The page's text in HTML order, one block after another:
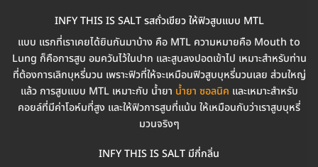
INFY THIS IS SALT รสถั่วเขียว ให้ฟิวสูบแบบ MTL
แบบ แรกที่เราเคยได้ยินกันมาบ้าง คือ MTL ความหมายคือ Mouth to
Lung ก็คือการสูบ อมควันไว้ในปาก และสูบลงปอดเข้าไป เหมาะสำหรับท่าน
ที่ต้องการเลิกบุหรี่มวน เพราะฟิวที่ให้จะเหมือนฟิวสูบบุหรี่มวนเลย ส่วนใหญ่
แล้ว การสูบแบบ MTL เหมาะกับ น้ำยา น้ำยา ซอลนิค และเหมาะสำหรับ
คอยล์ที่มีค่าโอห์มที่สูง และให้ฟิวการสูบที่แน้น ให้เหมือนกับว่าเราสูบบุหรี่
มวนจริงๆ
INFY THIS IS SALT มีกี่กลิ่น